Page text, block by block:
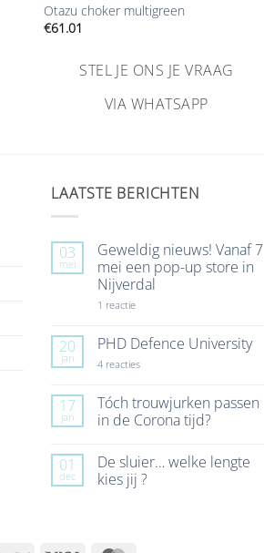
Otazu choker multigreen
€61.01
STEL JE ONS JE VRAAG
VIA WHATSAPP
LAATSTE BERICHTEN
03
mei
Geweldig nieuws! Vanaf 7
mei een pop-up store in
Nijverdal
1 reactieop
Vanaf
7
mei
up
store
in
20
jan
PHD Defence University
4 reactiesop
University
17
jan
Tóch trouwjurken passen
in de Corona tijd?
op
Tóch
trouwjurken
01
dec
De sluier… welke lengte
kies jij ?